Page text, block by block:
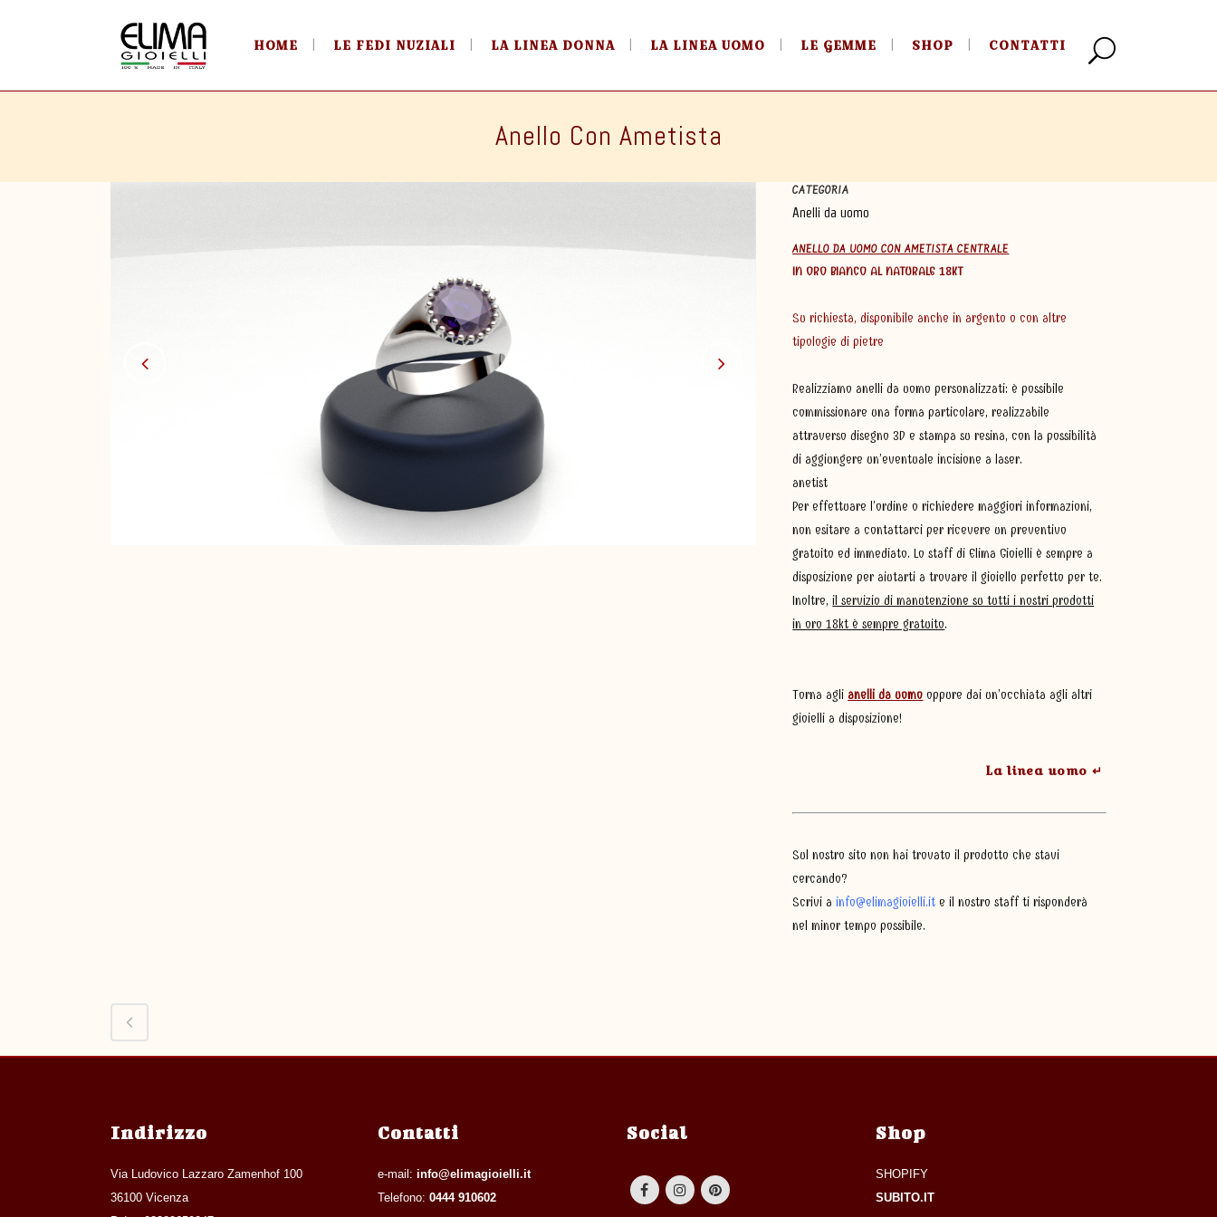
HOME LE FEDI NUZIALI LA LINEA DONNA LA LINEA UOMO LE GEMME SHOP CONTATTI
Anello Con Ametista
CATEGORIA
Anelli da uomo
ANELLO DA UOMO CON AMETISTA CENTRALE
IN ORO BIANCO AL NATURALE 18KT
Su richiesta, disponibile anche in argento o con altre
tipologie di pietre
Realizziamo anelli da uomo personalizzati: è possibile
commissionare una forma particolare, realizzabile
attraverso disegno 3D e stampa su resina, con la possibilità
di aggiungere un’eventuale incisione a laser.
anetist
Per effettuare l’ordine o richiedere maggiori informazioni,
non esitare a contattarci per ricevere un preventivo
gratuito ed immediato. Lo staff di Elima Gioielli è sempre a
disposizione per aiutarti a trovare il gioiello perfetto per te.
Inoltre,il servizio di manutenzione su tutti i nostri prodotti
in oro 18kt è sempre gratuito.
Torna aglianelli da uomo oppure dai un’occhiata agli altri
gioielli a disposizione!
La linea uomo ↵
Sul nostro sito non hai trovato il prodotto che stavi
cercando?
Scrivi ainfo@elimagioielli.it e il nostro staff ti risponderà
nel minor tempo possibile.
Indirizzo
Via Ludovico Lazzaro Zamenhof 100
36100 Vicenza
Contatti
e-mail: info@elimagioielli.it
Telefono: 0444 910602
Social Shop
SHOPIFY
SUBITO.IT